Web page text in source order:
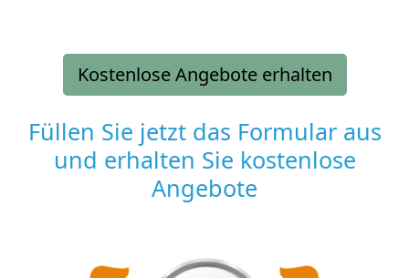
Kostenlose Angebote erhalten
Füllen Sie jetzt das Formular aus
und erhalten Sie kostenlose
Angebote